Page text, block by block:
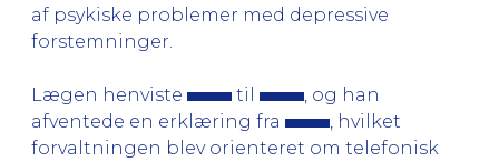
af psykiske problemer med depressive
forstemninger.
Lægen henviste til
, og han
afventede en erklæring fra
, hvilket
forvaltningen blev orienteret om telefonisk